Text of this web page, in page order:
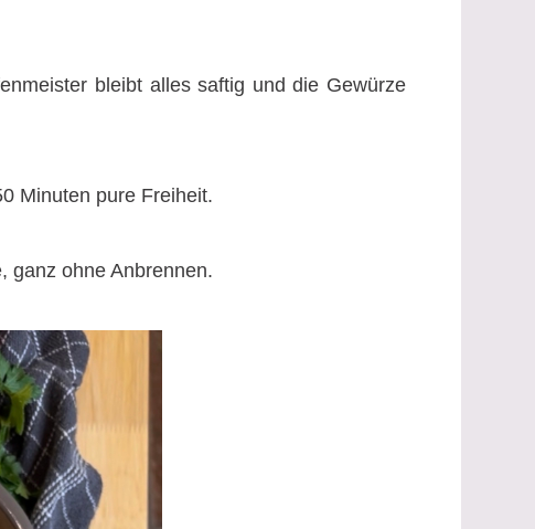
bleibt alles saftig und die Gewürze
Minuten pure Freiheit.
ganz ohne Anbrennen.